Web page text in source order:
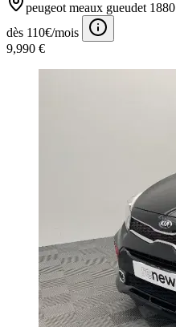
peugeot meaux gueudet 1880
dès 110€/mois
9,990 €